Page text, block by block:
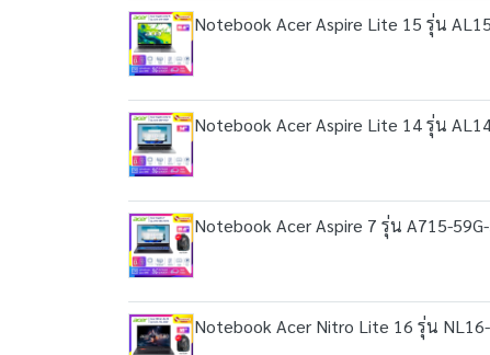
Notebook Acer Aspire Lite 15 รุ่น
Notebook Acer Aspire Lite 14 รุ่น
Notebook Acer Aspire 7 รุ่น A715-
Notebook Acer Nitro Lite 16 รุ่น